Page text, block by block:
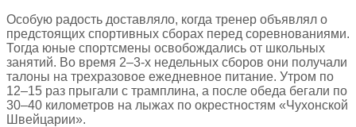
Особую радость доставляло, когда тренер объявлял о
предстоящих спортивных сборах перед соревнованиями.
Тогда юные спортсмены освобождались от школьных
занятий. Во время 2–3-х недельных сборов они получали
талоны на трехразовое ежедневное питание. Утром по
12–15 раз прыгали с трамплина, а после обеда бегали по
30–40 километров на лыжах по окрестностям «Чухонской
Швейцарии».